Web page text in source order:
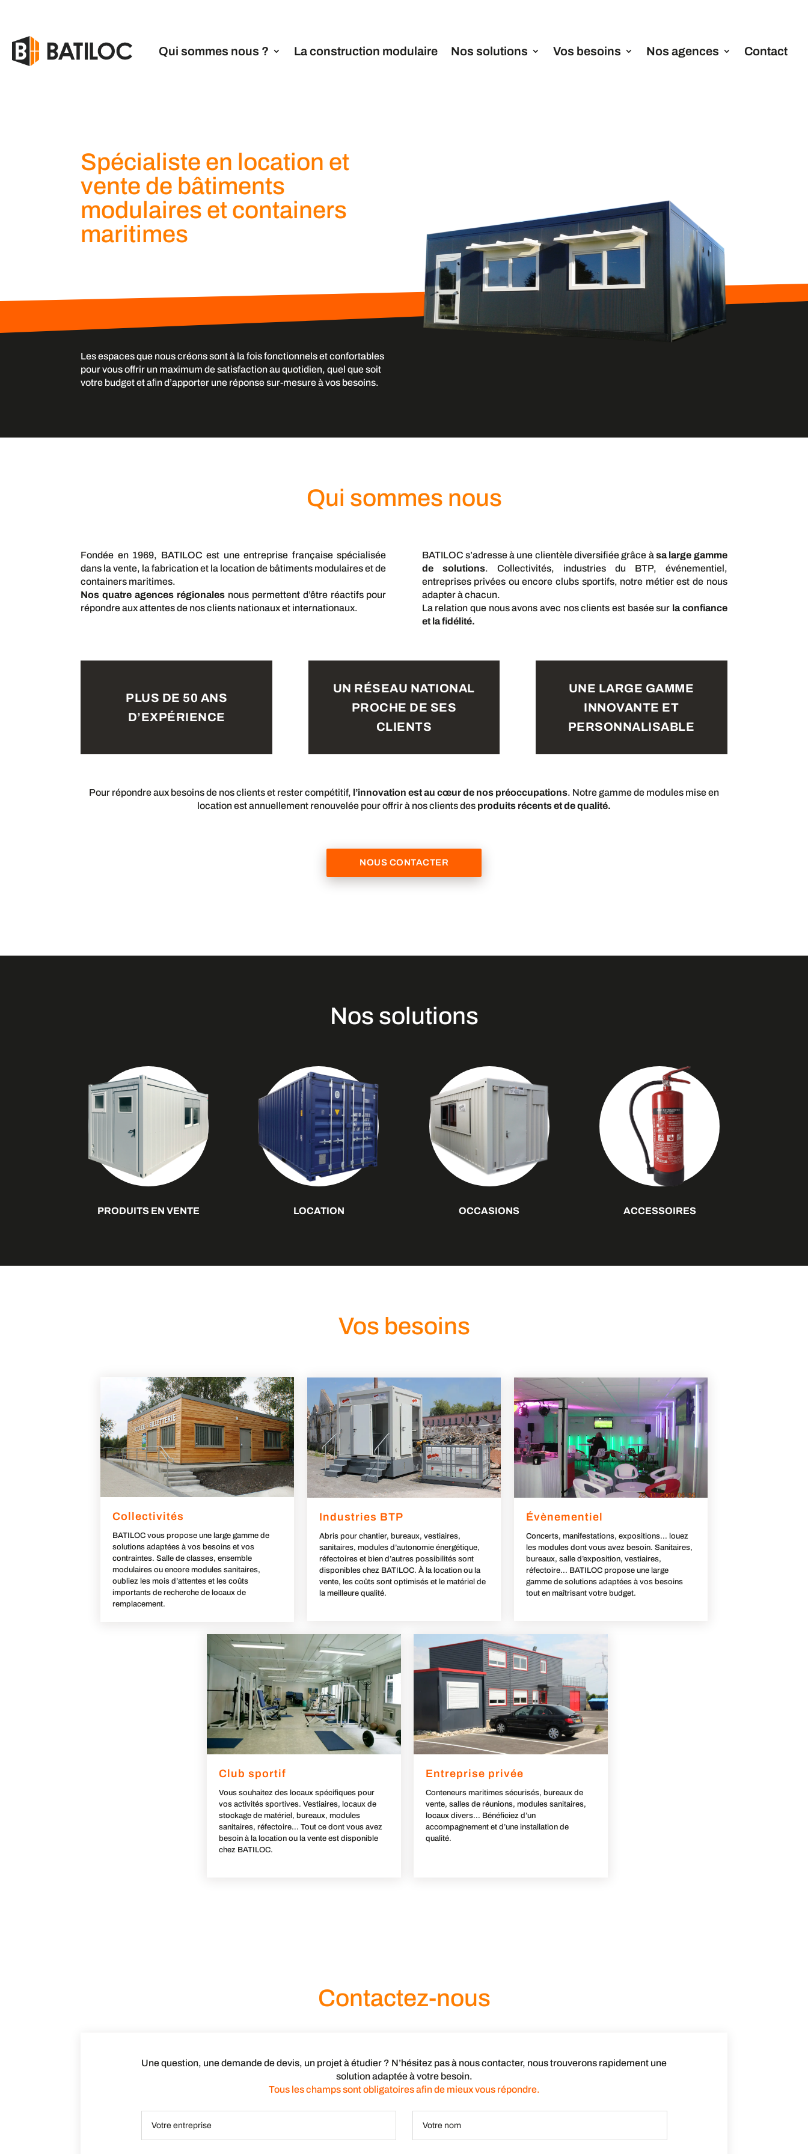
Qui sommes nous ? La construction modulaire Nos solutions Vos besoins Nos agences Contact
Spécialiste en location et
vente de bâtiments
modulaires et containers
maritimes
Les espaces que nous créons sont à la fois fonctionnels et confortables
pour vous offrir un maximum de satisfaction au quotidien, quel que soit
votre budget et aﬁn d’apporter une réponse sur-mesure à vos besoins.
Qui sommes nous
Fondée en 1969, BATILOC est une entreprise française spécialisée
dans la vente, la fabrication et la location de bâtiments modulaires et de
containers maritimes.
Nos quatre agences régionales nous permettent d’être réactifs pour
répondre aux attentes de nos clients nationaux et internationaux.
BATILOC s’adresse à une clientèle diversifiée grâce àsa large gamme
de solutions. Collectivités, industries du BTP, événementiel,
entreprises privées ou encore clubs sportifs, notre métier est de nous
adapter à chacun.
La relation que nous avons avec nos clients est basée sur la confiance
et la fidélité.
PLUS DE 50 ANS
D’EXPÉRIENCE
UN RÉSEAU NATIONAL
PROCHE DE SES
CLIENTS
UNE LARGE GAMME
INNOVANTE ET
PERSONNALISABLE
Pour répondre aux besoins de nos clients et rester compétitif, l’innovation est au cœur de nos préoccupations. Notre gamme de modules mise en
location est annuellement renouvelée pour offrir à nos clients des produits récents et de qualité.
NOUS CONTACTER
Nos solutions
PRODUITS EN VENTE LOCATION OCCASIONS ACCESSOIRES
Vos besoins
Collectivités
BATILOC vous propose une large gamme de
solutions adaptées à vos besoins et vos
contraintes. Salle de classes, ensemble
modulaires ou encore modules sanitaires,
oubliez les mois d’attentes et les coûts
importants de recherche de locaux de
remplacement.
Industries BTP
Abris pour chantier, bureaux, vestiaires,
sanitaires, modules d’autonomie énergétique,
réfectoires et bien d’autres possibilités sont
disponibles chez BATILOC. À la location ou la
vente, les coûts sont optimisés et le matériel de
la meilleure qualité.
Évènementiel
Concerts, manifestations, expositions… louez
les modules dont vous avez besoin. Sanitaires,
bureaux, salle d’exposition, vestiaires,
réfectoire… BATILOC propose une large
gamme de solutions adaptées à vos besoins
tout en maîtrisant votre budget.
Club sportif
Vous souhaitez des locaux spécifiques pour
vos activités sportives. Vestiaires, locaux de
stockage de matériel, bureaux, modules
sanitaires, réfectoire… Tout ce dont vous avez
besoin à la location ou la vente est disponible
chez BATILOC.
Entreprise privée
Conteneurs maritimes sécurisés, bureaux de
vente, salles de réunions, modules sanitaires,
locaux divers… Bénéficiez d’un
accompagnement et d’une installation de
qualité.
Contactez-nous
Une question, une demande de devis, un projet à étudier ? N’hésitez pas à nous contacter, nous trouverons rapidement une
solution adaptée à votre besoin.
Tous les champs sont obligatoires afin de mieux vous répondre.